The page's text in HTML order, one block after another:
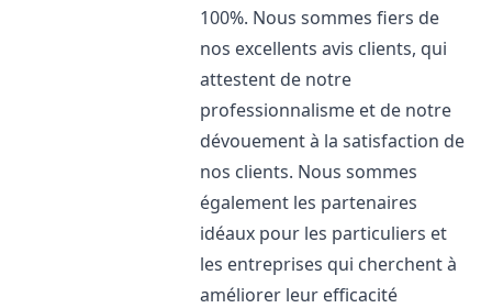
100%. Nous sommes fiers de
nos excellents avis clients, qui
attestent de notre
professionnalisme et de notre
dévouement à la satisfaction de
nos clients. Nous sommes
également les partenaires
idéaux pour les particuliers et
les entreprises qui cherchent à
améliorer leur efficacité